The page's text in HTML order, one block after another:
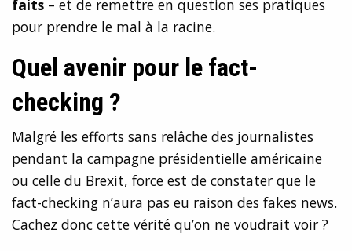
faits – et de remettre en question ses pratiques
pour prendre le mal à la racine.
Quel avenir pour le fact-
checking ?
Malgré les efforts sans relâche des journalistes
pendant la campagne présidentielle américaine
ou celle du Brexit, force est de constater que le
fact-checking n’aura pas eu raison des fakes news.
Cachez donc cette vérité qu’on ne voudrait voir ?